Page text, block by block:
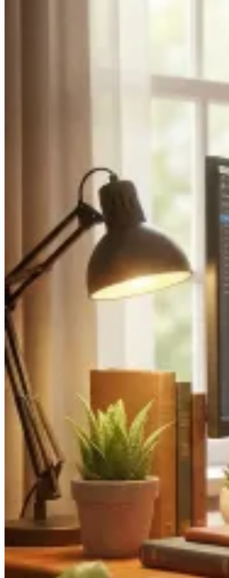
Créations de sites internet
Projets d'applications iOS & Android
Plateformes métiers personnalisées
Actualités & Tendances Tech
Développement Web & Mobile
Automatisation, IA & Outils
Anecdotes & Perles du Web
Cybersécurité
Qui suis-je ?